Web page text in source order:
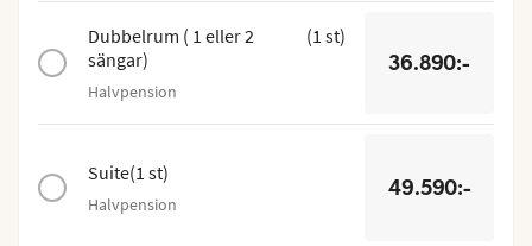
Dubbelrum ( 1 eller 2
sängar)
(1 st)
Halvpension
36.890:-
Suite(1 st)
Halvpension
49.590:-